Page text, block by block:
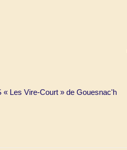
Les Vire-Court » de Gouesnac'h